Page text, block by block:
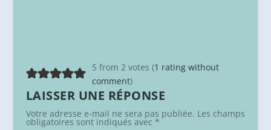
5 from 2 votes (1 rating without
comment)
LAISSER UNE RÉPONSE
Votre adresse e-mail ne sera pas publiée. Les champs
obligatoires sont indiqués avec *